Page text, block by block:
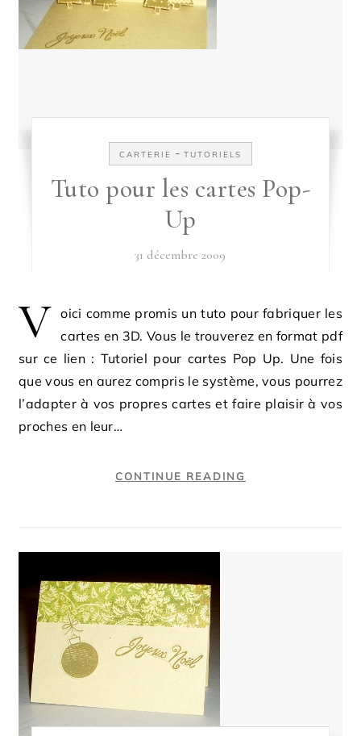
CARTERIE - TUTORIELS
Tuto pour les cartes Pop-
Up
31 décembre 2009
V oici comme promis un tuto pour fabriquer les
cartes en 3D. Vous le trouverez en format pdf
sur ce lien : Tutoriel pour cartes Pop Up. Une fois
que vous en aurez compris le système, vous pourrez
l’adapter à vos propres cartes et faire plaisir à vos
proches en leur…
CONTINUE READING